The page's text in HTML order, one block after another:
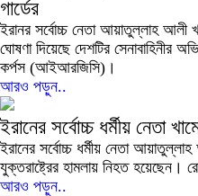
গার্ডের
ইরানর সর্বোচ্চ নেতা আয়াতুল্লাহ আলী
ঘোষণা দিয়েছে দেশটির সেনাবাহিনীর
কর্পস (আইআরজিসি)।
আরও পড়ুন..
ইরানের সর্বোচ্চ ধর্মীয় নেতা
ইরানের সর্বোচ্চ ধর্মীয় নেতা
যুক্তরাষ্ট্রের হামলায় নিহত হয়েছেন।
আরও পড়ুন..